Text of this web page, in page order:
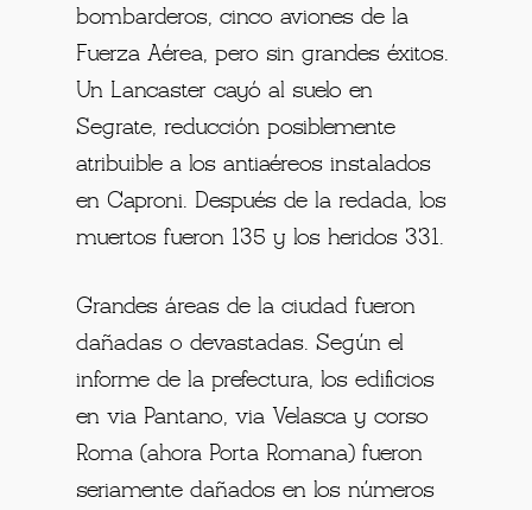
bombarderos, cinco aviones de la
Fuerza Aérea, pero sin grandes éxitos.
Un Lancaster cayó al suelo en
Segrate, reducción posiblemente
atribuible a los antiaéreos instalados
en Caproni. Después de la redada, los
muertos fueron 135 y los heridos 331.
Grandes áreas de la ciudad fueron
dañadas o devastadas. Según el
informe de la prefectura, los edificios
en via Pantano, via Velasca y corso
Roma (ahora Porta Romana) fueron
seriamente dañados en los números